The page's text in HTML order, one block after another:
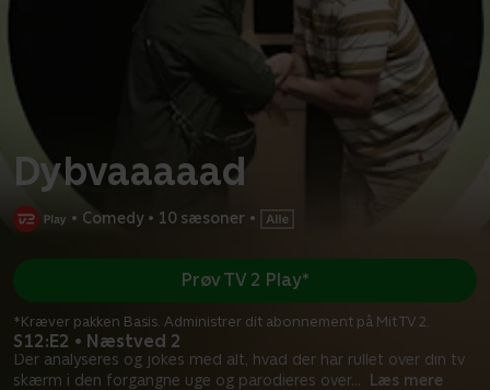
Dybvaaaaad
• Comedy • 10 sæsoner •
S12:E2 • Næstved 2
Der analyseres og jokes med alt, hvad der har rullet over din tv
skærm i den forgangne uge og parodieres over... Læs mere
Prøv TV 2 Play*
*Kræver pakken Basis. Administrer dit abonnement på Mit TV 2.